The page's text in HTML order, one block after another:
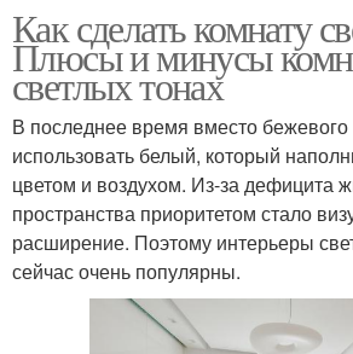
Как сделать комнату
Плюсы и минусы
светлых тонах
В последнее время вместо бежевого
использовать белый, который
цветом и воздухом. Из-за дефицита
пространства приоритетом стало
расширение. Поэтому интерьеры
сейчас очень популярны.